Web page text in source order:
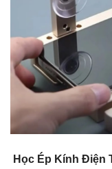
Học Ép Kính Điện